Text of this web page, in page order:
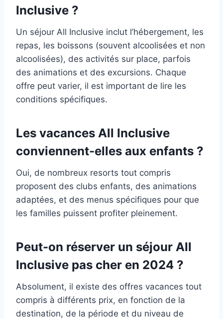
Inclusive ?
Un séjour All Inclusive inclut l’hébergement, les
repas, les boissons (souvent alcoolisées et non
alcoolisées), des activités sur place, parfois
des animations et des excursions. Chaque
offre peut varier, il est important de lire les
conditions spécifiques.
Les vacances All Inclusive
conviennent-elles aux enfants ?
Oui, de nombreux resorts tout compris
proposent des clubs enfants, des animations
adaptées, et des menus spécifiques pour que
les familles puissent profiter pleinement.
Peut-on réserver un séjour All
Inclusive pas cher en 2024 ?
Absolument, il existe des offres vacances tout
compris à différents prix, en fonction de la
destination, de la période et du niveau de